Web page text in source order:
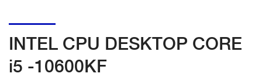
INTEL CPU DESKTOP CORE
i5 -10600KF